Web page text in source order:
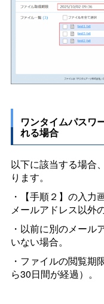
ワンタイムパスワ
れる場合
以下に該当する場合
ります。
・【手順２】の入力
メールアドレス以外
・以前に別のメール
いない場合。
・ファイルの閲覧期
ら30日間が経過）。